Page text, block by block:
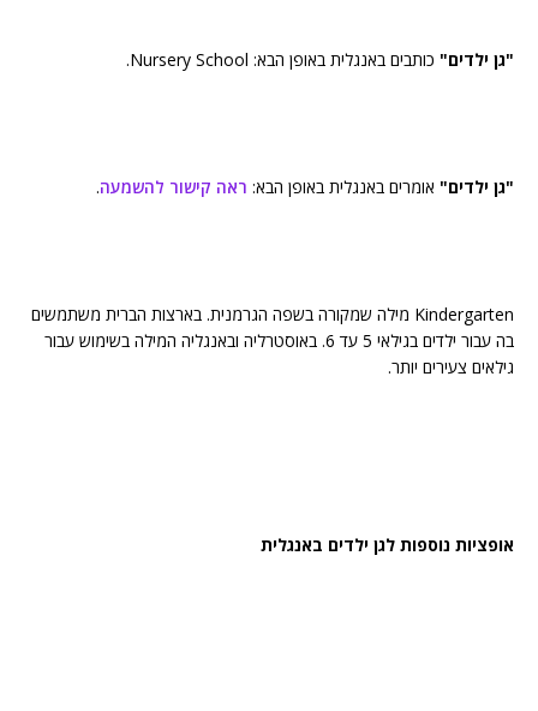
"גן ילדים" כותבים באנגלית באופן הבא: Nursery School.
"גן ילדים" אומרים באנגלית באופן הבא: ראה קישור להשמעה.
Kindergarten מילה שמקורה בשפה הגרמנית. בארצות הברית משתמשים
בה עבור ילדים בגילאי 5 עד 6. באוסטרליה ובאנגליה המילה בשימוש עבור
גילאים צעירים יותר.
אופציות נוספות לגן ילדים באנגלית